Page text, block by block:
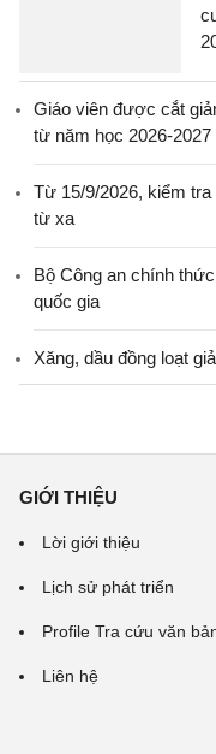
Giáo viên được cắt
từ năm học 2026-2027
Từ 15/9/2026, kiểm
từ xa
Bộ Công an chính
quốc gia
Xăng, dầu đồng loạt
GIỚI THIỆU
Lời giới thiệu
Lịch sử phát triển
Profile Tra cứu văn
Liên hệ